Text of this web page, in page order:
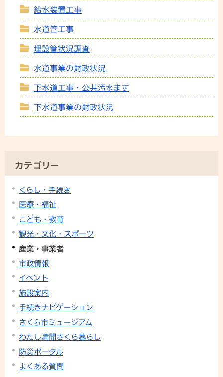
給水装置工事
水道管工事
埋設管状況調査
水道事業の財政状況
下水道工事・公共汚水ます
下水道事業の財政状況
カテゴリー
くらし・手続き
医療・福祉
こども・教育
観光・文化・スポーツ
産業・事業者
市政情報
イベント
施設案内
手続きナビゲーション
さくら市ミュージアム
わたし満開さくら暮らし
防災ポータル
よくある質問